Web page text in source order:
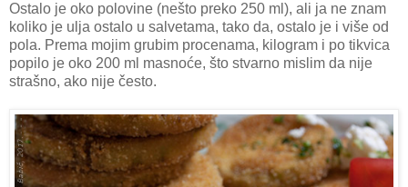
Ostalo je oko polovine (nešto preko 250 ml), ali ja ne znam
koliko je ulja ostalo u salvetama, tako da, ostalo je i više od
pola. Prema mojim grubim procenama, kilogram i po tikvica
popilo je oko 200 ml masnoće, što stvarno mislim da nije
strašno, ako nije često.